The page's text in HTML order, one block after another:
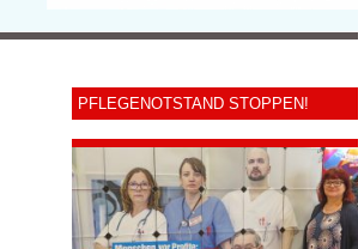
PFLEGENOTSTAND STOPPEN!